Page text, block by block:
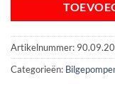
Artikelnummer:
Categorieën: